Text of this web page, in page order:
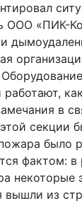
ООО «ПИК-
работают,
в
секции
было
фактом: в
некоторые
вышли из